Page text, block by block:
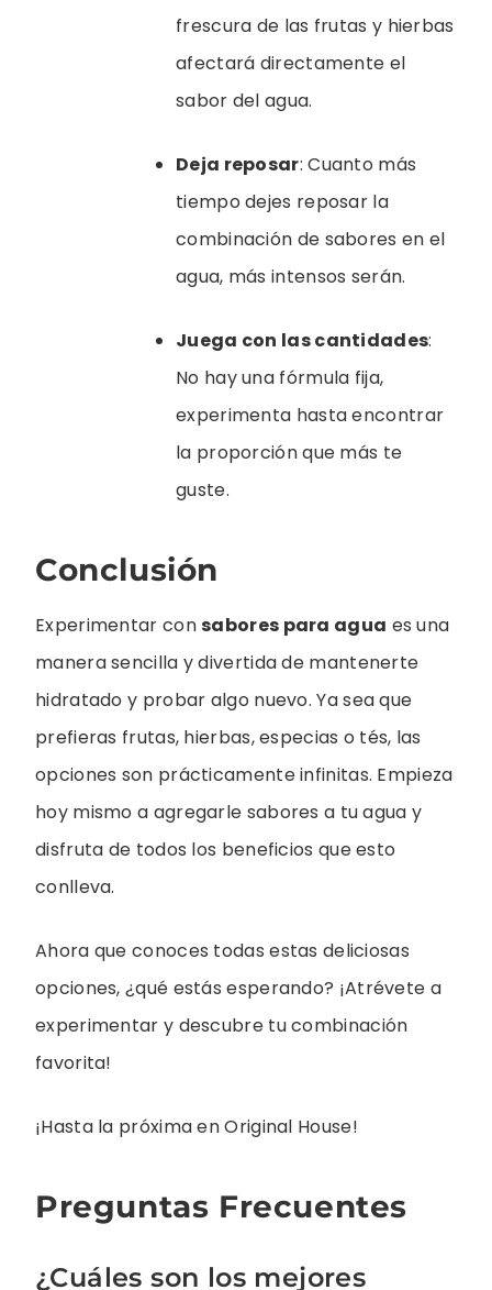
frescura de las frutas y hierbas
afectará directamente el
sabor del agua.
Deja reposar: Cuanto más
tiempo dejes reposar la
combinación de sabores en el
agua, más intensos serán.
Juega con las cantidades:
No hay una fórmula fija,
experimenta hasta encontrar
la proporción que más te
guste.
Conclusión
Experimentar consabores para agua es una
manera sencilla y divertida de mantenerte
hidratado y probar algo nuevo. Ya sea que
prefieras frutas, hierbas, especias o tés, las
opciones son prácticamente infinitas. Empieza
hoy mismo a agregarle sabores a tu agua y
disfruta de todos los beneficios que esto
conlleva.
Ahora que conoces todas estas deliciosas
opciones, ¿qué estás esperando? ¡Atrévete a
experimentar y descubre tu combinación
favorita!
¡Hasta la próxima en Original House!
Preguntas Frecuentes
¿Cuáles son los mejores